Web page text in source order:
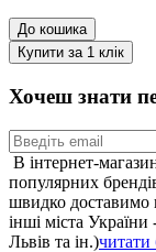
До кошика
Купити за 1 клiк
Хочеш знати
В інтернет-
популярних
швидко доставимо
інші міста
Львів та ін.)читати